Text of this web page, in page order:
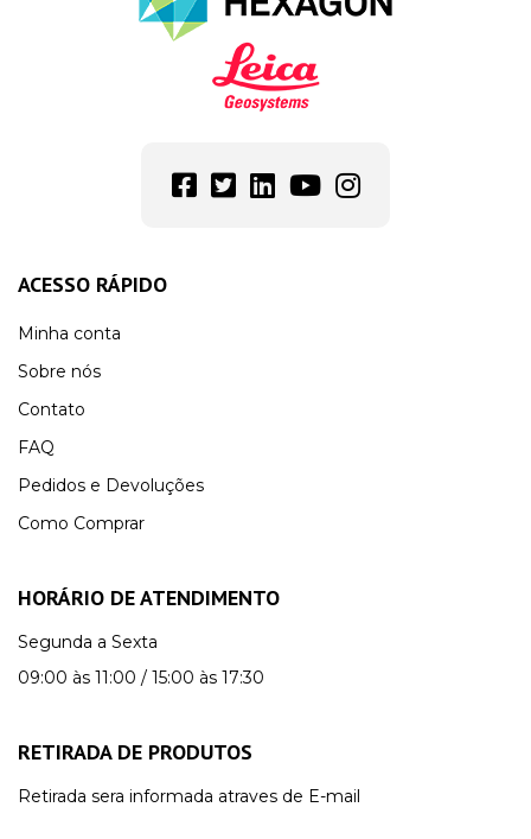
ACESSO RÁPIDO
Minha conta
Sobre nós
Contato
FAQ
Pedidos e Devoluções
Como Comprar
HORÁRIO DE ATENDIMENTO
Segunda a Sexta
09:00 às 11:00 / 15:00 às 17:30
RETIRADA DE PRODUTOS
Retirada sera informada atraves de E-mail